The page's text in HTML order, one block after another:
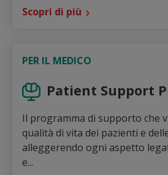
Scopri di più
PER IL MEDICO
Patient Support
Il programma di supporto che
qualità di vita dei pazienti e
alleggerendo ogni aspetto
e...